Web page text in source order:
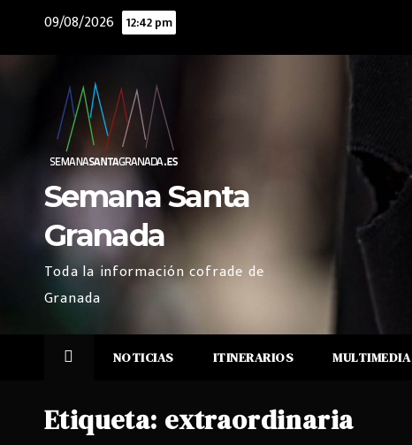
09/08/2026 12:42 pm
Semana Santa
Granada
Toda la información cofrade de
Granada
NOTICIAS ITINERARIOS MULTIMEDIA
Etiqueta: extraordinaria